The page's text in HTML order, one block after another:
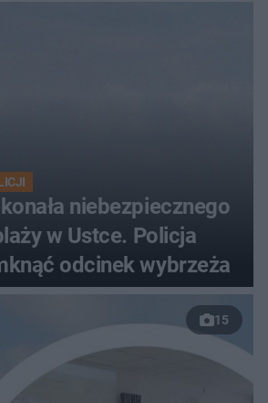
niebezpiecznego
w Ustce. Policja
odcinek wybrzeża
15